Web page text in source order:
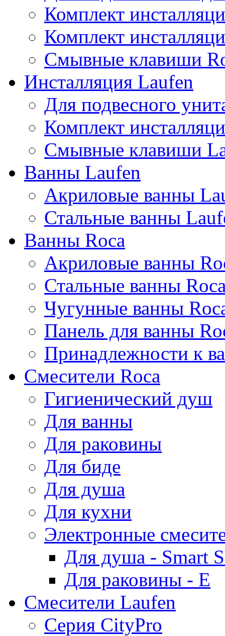
Комплект
Комплект
Смывные клавиши
Инсталляция Laufen
Для подвесного
Комплект
Смывные клавиши
Ванны Laufen
Акриловые ванны
Стальные ванны
Ванны Roca
Акриловые ванны
Стальные ванны
Чугунные ванны
Панель для ванны
Принадлежности к
Смесители Roca
Гигиенический душ
Для ванны
Для раковины
Для биде
Для душа
Для кухни
Электронные
Для душа - Smart
Для раковины - E
Смесители Laufen
Серия CityPro